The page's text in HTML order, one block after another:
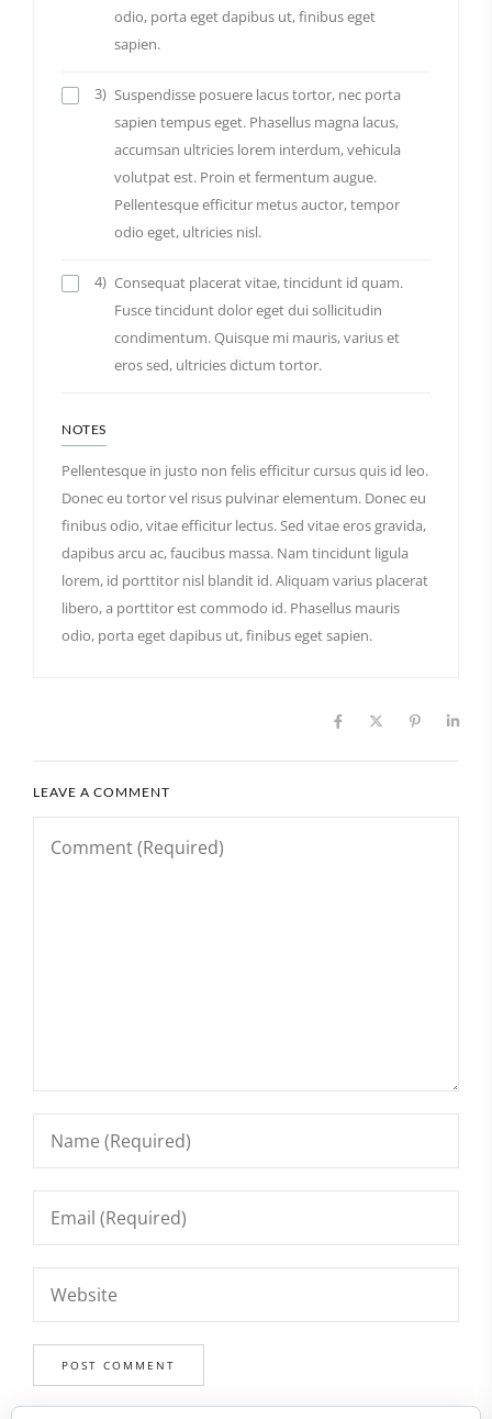
odio, porta eget dapibus ut, finibus eget
sapien.
3) Suspendisse posuere lacus tortor, nec porta
sapien tempus eget. Phasellus magna lacus,
accumsan ultricies lorem interdum, vehicula
volutpat est. Proin et fermentum augue.
Pellentesque efficitur metus auctor, tempor
odio eget, ultricies nisl.
4) Consequat placerat vitae, tincidunt id quam.
Fusce tincidunt dolor eget dui sollicitudin
condimentum. Quisque mi mauris, varius et
eros sed, ultricies dictum tortor.
NOTES
Pellentesque in justo non felis efficitur cursus quis id leo.
Donec eu tortor vel risus pulvinar elementum. Donec eu
finibus odio, vitae efficitur lectus. Sed vitae eros gravida,
dapibus arcu ac, faucibus massa. Nam tincidunt ligula
lorem, id porttitor nisl blandit id. Aliquam varius placerat
libero, a porttitor est commodo id. Phasellus mauris
odio, porta eget dapibus ut, finibus eget sapien.
LEAVE A COMMENT